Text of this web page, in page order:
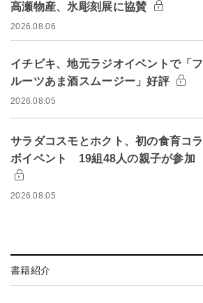
高瀬物産、氷彫刻展に協賛
2026.08.06
イチビキ、地元ラジオイベントで「フ
ルーツあま酒スムージー」好評
2026.08.05
サラダコスモとホクト、初の食育コラ
ボイベント 19組48人の親子が参加
2026.08.05
書籍紹介